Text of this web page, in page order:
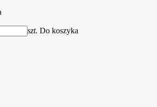
szt. Do koszyka